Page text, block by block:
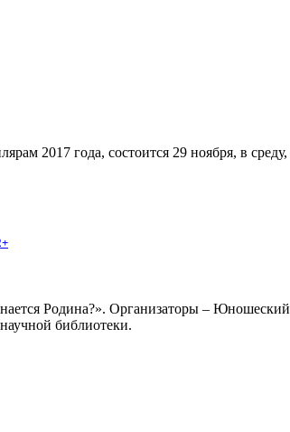
2017 года, состоится 29 ноября, в
Родина?». Организаторы –
библиотеки.